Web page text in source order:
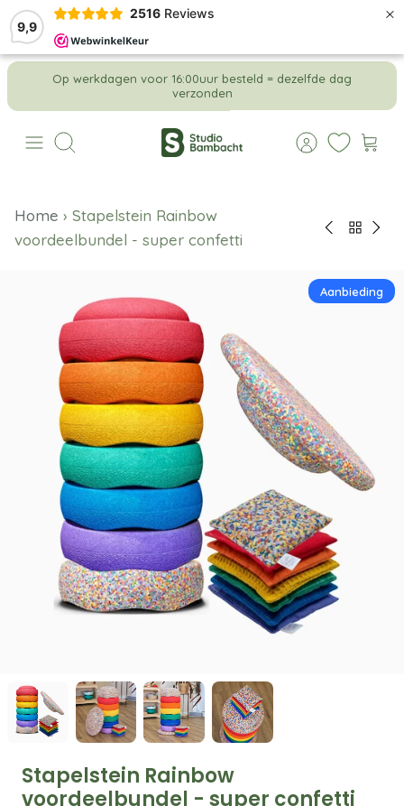
9,9
2516 Reviews ×
Meteen
de
content
Op werkdagen voor 16:00uur besteld = dezelfde dag
verzonden
Zoeken
Home › Stapelstein Rainbow
voordeelbundel - super confetti
Aanbieding
Stapelstein Rainbow
voordeelbundel - super confetti